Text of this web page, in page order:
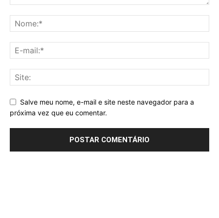
Salve meu nome, e-mail e site neste navegador para a
próxima vez que eu comentar.